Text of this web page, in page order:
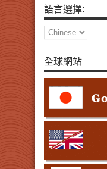
語言選擇:
全球網站